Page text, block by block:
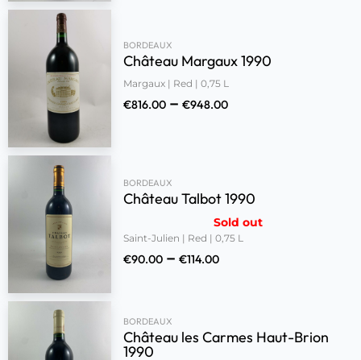
BORDEAUX
Château Margaux 1990
Margaux | Red | 0,75 L
€816.00 – €948.00
BORDEAUX
Château Talbot 1990
Sold out
Saint-Julien | Red | 0,75 L
€90.00 – €114.00
BORDEAUX
Château les Carmes Haut-Brion
1990